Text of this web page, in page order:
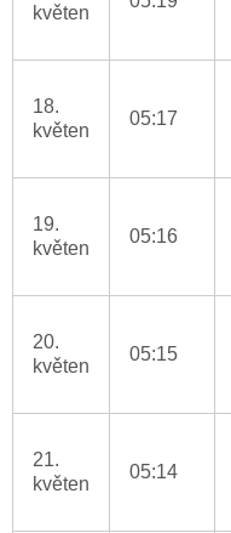
květen
18.
květen
05:17
19.
květen
05:16
20.
květen
05:15
21.
květen
05:14